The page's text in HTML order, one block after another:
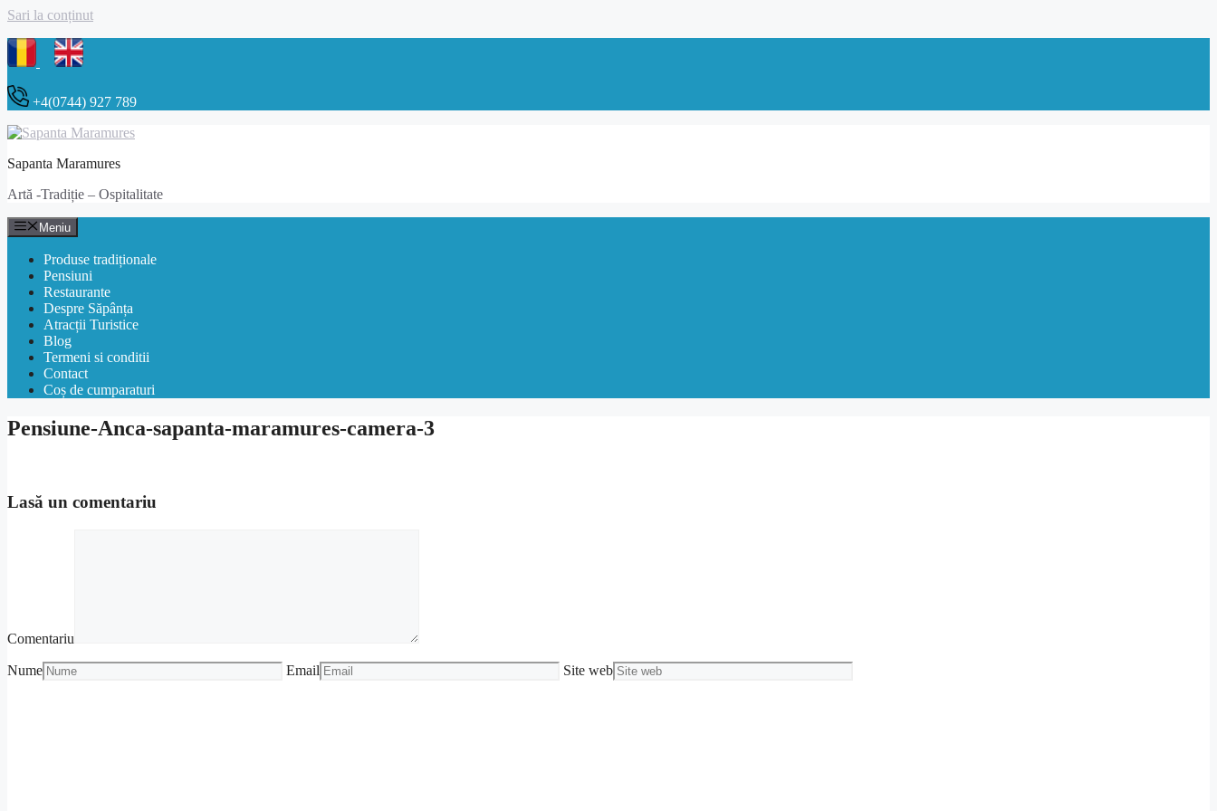
Sari la conținut
+4(0744) 927 789
Sapanta Maramures
Artă -Tradiție – Ospitalitate
Meniu
Produse tradiționale
Pensiuni
Restaurante
Despre Săpânța
Atracții Turistice
Blog
Termeni si conditii
Contact
Coș de cumparaturi
Pensiune-Anca-sapanta-maramures-camera-3
Lasă un comentariu
Comentariu
Nume Email Site web